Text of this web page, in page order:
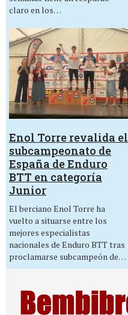
claro en los…
Enol Torre revalida el
subcampeonato de
España de Enduro
BTT en categoría
Junior
El berciano Enol Torre ha
vuelto a situarse entre los
mejores especialistas
nacionales de Enduro BTT tras
proclamarse subcampeón de…